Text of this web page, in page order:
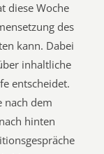
diese Woche
des
kann. Dabei
inhaltliche
entscheidet.
nach dem
hinten